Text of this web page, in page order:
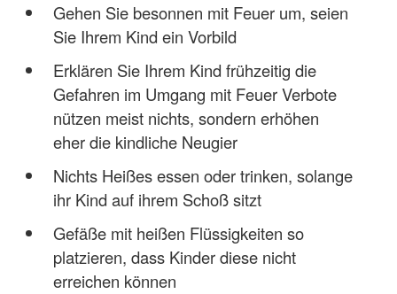
Gehen Sie besonnen mit Feuer um, seien
Sie Ihrem Kind ein Vorbild
Erklären Sie Ihrem Kind frühzeitig die
Gefahren im Umgang mit Feuer Verbote
nützen meist nichts, sondern erhöhen
eher die kindliche Neugier
Nichts Heißes essen oder trinken, solange
ihr Kind auf ihrem Schoß sitzt
Gefäße mit heißen Flüssigkeiten so
platzieren, dass Kinder diese nicht
erreichen können